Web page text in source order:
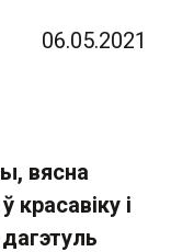
06.05.2021
вясна
і